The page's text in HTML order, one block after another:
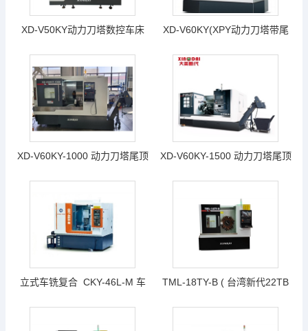
过棒料52mm, 顶针间最大加工
XD-V50KY动力刀塔数控车床
新代系统22TB-E （动力刀塔、
带Y轴带升降功能、带尾座机
（可过棒料52mm, 顶针间最大
加工长度 480mm~550mm 最
XD-V60KY(XPY动力刀塔带尾
座）数控车床（X轴行程
500mm Z轴最大行程
500mm）（台湾新代22TB-
E）
XD-V60KY-1000 动力刀塔尾顶
机(插补Y动力刀塔) 新代系统
22TB-E（X轴行程500mm Z轴
最大行程1100 mm）
XD-V60KY-1500 动力刀塔尾顶
机(插补Y动力刀塔) 新代系统
22TB-E（X轴行程500mm Z轴
最大行程1500 mm）
立式车铣复合 CKY-46L-M 车
铣复合数控车床.
TML-18TY-B ( 台湾新代22TB
plus) 动力刀塔车铣复合数控车